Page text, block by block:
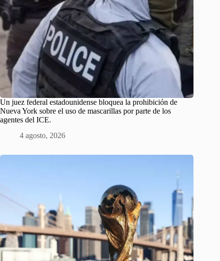
Un juez federal estadounidense bloquea la prohibición de
Nueva York sobre el uso de mascarillas por parte de los
agentes del ICE.
4 agosto, 2026